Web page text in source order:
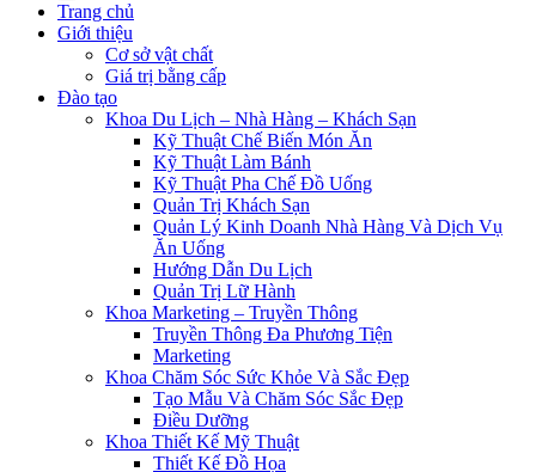
Trang chủ
Giới thiệu
Cơ sở vật chất
Giá trị bằng cấp
Đào tạo
Khoa Du Lịch – Nhà Hàng – Khách Sạn
Kỹ Thuật Chế Biến Món Ăn
Kỹ Thuật Làm Bánh
Kỹ Thuật Pha Chế Đồ Uống
Quản Trị Khách Sạn
Quản Lý Kinh Doanh Nhà Hàng Và Dịch Vụ
Ăn Uống
Hướng Dẫn Du Lịch
Quản Trị Lữ Hành
Khoa Marketing – Truyền Thông
Truyền Thông Đa Phương Tiện
Marketing
Khoa Chăm Sóc Sức Khỏe Và Sắc Đẹp
Tạo Mẫu Và Chăm Sóc Sắc Đẹp
Điều Dưỡng
Khoa Thiết Kế Mỹ Thuật
Thiết Kế Đồ Họa